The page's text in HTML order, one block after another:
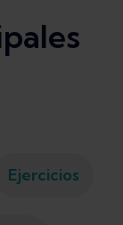
Ejercicios